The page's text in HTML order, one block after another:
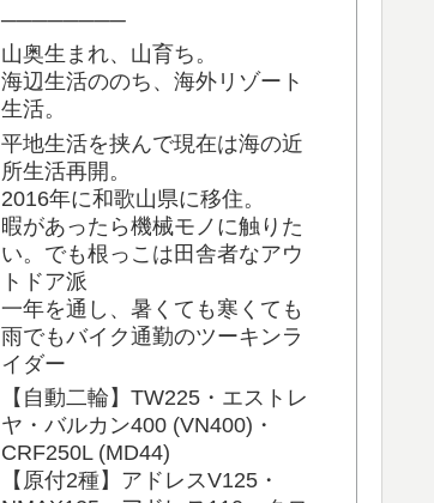
────────
山奥生まれ、山育ち。
海辺生活ののち、海外リゾート
生活。
平地生活を挟んで現在は海の近
所生活再開。
2016年に和歌山県に移住。
暇があったら機械モノに触りた
い。でも根っこは田舎者なアウ
トドア派
一年を通し、暑くても寒くても
雨でもバイク通勤のツーキンラ
イダー
【自動二輪】TW225・エストレ
ヤ・バルカン400 (VN400)・
CRF250L (MD44)
【原付2種】アドレスV125・